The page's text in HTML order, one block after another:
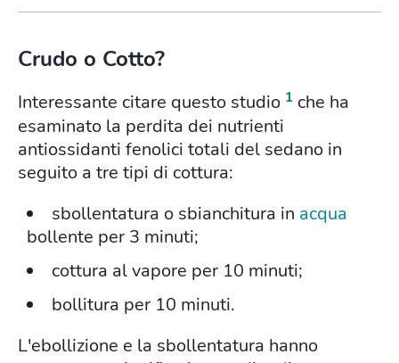
Crudo o Cotto?
Interessante citare questo studio 1 che ha
esaminato la perdita dei nutrienti
antiossidanti fenolici totali del sedano in
seguito a tre tipi di cottura:
sbollentatura o sbianchitura in acqua
bollente per 3 minuti;
cottura al vapore per 10 minuti;
bollitura per 10 minuti.
L'ebollizione e la sbollentatura hanno